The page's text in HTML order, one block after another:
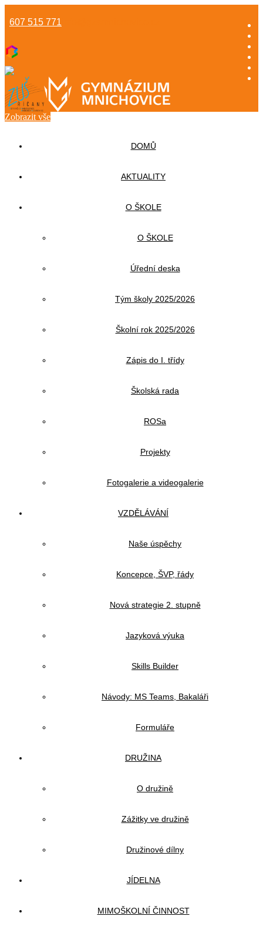
607 515 771
Zobrazit vše
DOMŮ
AKTUALITY
O ŠKOLE
O ŠKOLE
Úřední deska
Tým školy 2025/2026
Školní rok 2025/2026
Zápis do I. třídy
Školská rada
ROSa
Projekty
Fotogalerie a videogalerie
VZDĚLÁVÁNÍ
Naše úspěchy
Koncepce, ŠVP, řády
Nová strategie 2. stupně
Jazyková výuka
Skills Builder
Návody: MS Teams, Bakaláři
Formuláře
DRUŽINA
O družině
Zážitky ve družině
Družinové dílny
JÍDELNA
MIMOŠKOLNÍ ČINNOST